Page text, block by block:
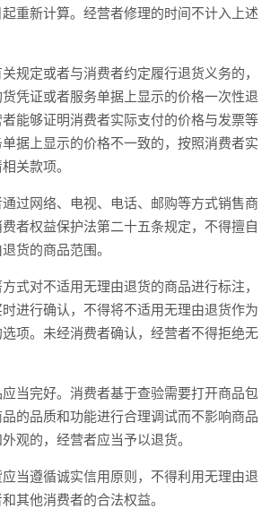
重新计算。经营者修理的时间不计入上述
规定或者与消费者约定履行退货义务的，
凭证或者服务单据上显示的价格一次性退
能够证明消费者实际支付的价格与发票等
据上显示的价格不一致的，按照消费者实
关款项。
过网络、电视、电话、邮购等方式销售商
者权益保护法第二十五条规定，不得擅自
货的商品范围。
式对不适用无理由退货的商品进行标注，
进行确认，不得将不适用无理由退货作为
项。未经消费者确认，经营者不得拒绝无
当完好。消费者基于查验需要打开商品包
的品质和功能进行合理调试而不影响商品
观的，经营者应当予以退货。
当遵循诚实信用原则，不得利用无理由退
其他消费者的合法权益。